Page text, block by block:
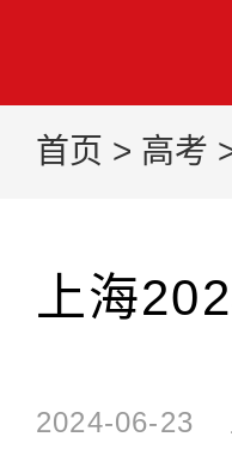
首页 > 高考
上海
2024-06-23